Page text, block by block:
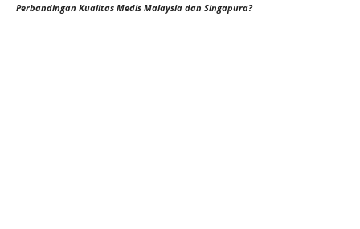
Perbandingan Kualitas Medis Malaysia dan Singapura?